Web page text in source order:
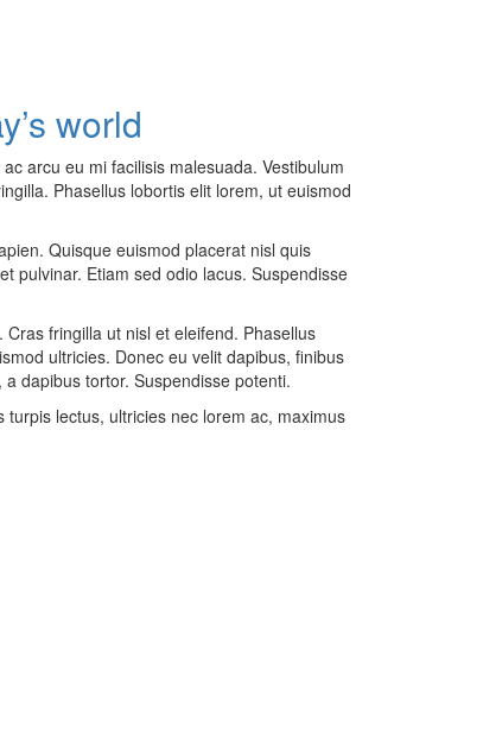
world
arcu eu mi facilisis malesuada. Vestibulum
Phasellus lobortis elit lorem, ut euismod
Quisque euismod placerat nisl quis
pulvinar. Etiam sed odio lacus. Suspendisse
fringilla ut nisl et eleifend. Phasellus
ultricies. Donec eu velit dapibus, finibus
dapibus tortor. Suspendisse potenti.
lectus, ultricies nec lorem ac, maximus